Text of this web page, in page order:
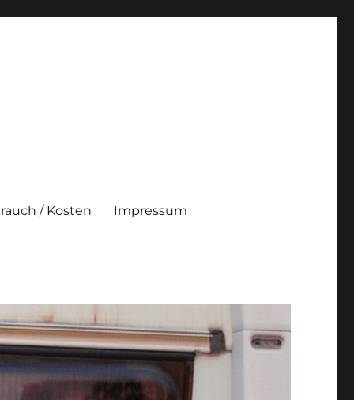
/ Kosten Impressum